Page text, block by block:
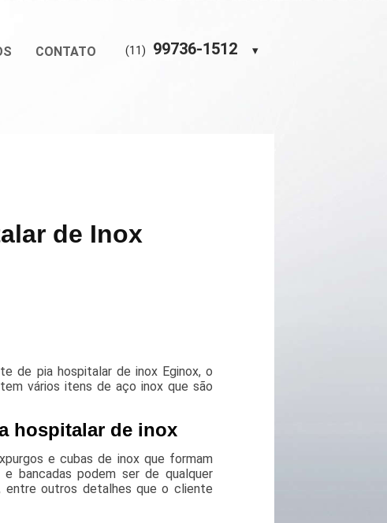
CONTATO (11) 99736-1512 ▾
de Inox
de pia hospitalar de inox Eginox, o
vários itens de aço inox que são
hospitalar de inox
e cubas de inox que formam
bancadas podem ser de qualquer
entre outros detalhes que o cliente